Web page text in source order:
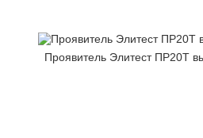
Проявитель Элитест ПР20Т